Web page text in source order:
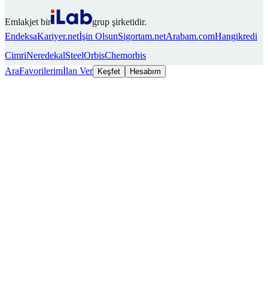
Emlakjet bir
grup şirketidir.
EndeksaKariyer.netİşin OlsunSigortam.netArabam.comHangikredi
CimriNeredekalSteelOrbisChemorbis
AraFavorilerimİlan Ver Keşfet Hesabım